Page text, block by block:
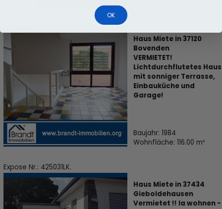
Haus Miete in 37120
Bovenden
VERMIETET!
Lichtdurchflutetes Haus
mit sonniger Terrasse,
Einbauküche und
Garage!
Baujahr: 1984
Wohnfläche: 116.00 m²
Expose Nr.: 425031LK.
Haus Miete in 37434
Gieboldehausen
Vermietet !! Ia wohnen -
OK